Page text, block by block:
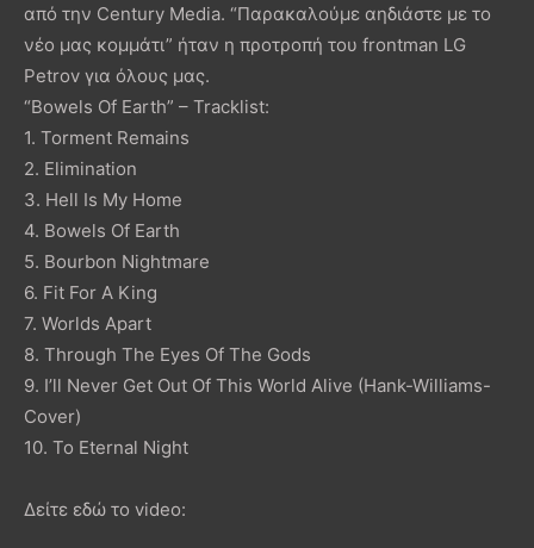
από την Century Media. “Παρακαλούμε αηδιάστε με το
νέο μας κομμάτι” ήταν η προτροπή του frontman LG
Petrov για όλους μας.
“Bowels Of Earth” – Tracklist:
1. Torment Remains
2. Elimination
3. Hell Is My Home
4. Bowels Of Earth
5. Bourbon Nightmare
6. Fit For A King
7. Worlds Apart
8. Through The Eyes Of The Gods
9. I’ll Never Get Out Of This World Alive (Hank-Williams-
Cover)
10. To Eternal Night
Δείτε εδώ το video: